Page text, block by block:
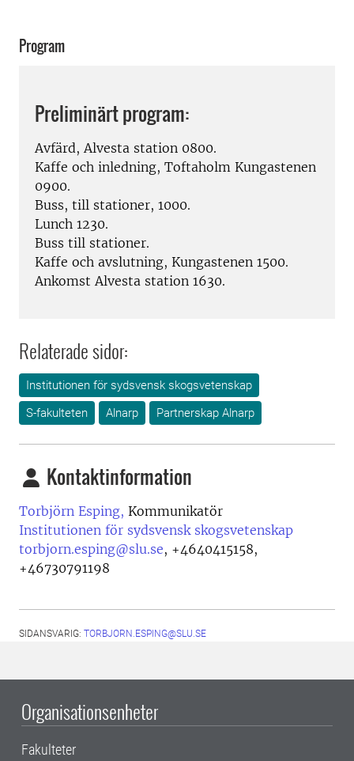
Program
Preliminärt program:
Avfärd, Alvesta station 0800.
Kaffe och inledning, Toftaholm Kungastenen
0900.
Buss, till stationer, 1000.
Lunch 1230.
Buss till stationer.
Kaffe och avslutning, Kungastenen 1500.
Ankomst Alvesta station 1630.
Relaterade sidor:
Institutionen för sydsvensk skogsvetenskap
S-fakulteten
Alnarp Partnerskap Alnarp
Kontaktinformation
Torbjörn Esping, Kommunikatör
Institutionen för sydsvensk skogsvetenskap
torbjorn.esping@slu.se, +4640415158,
+46730791198
SIDANSVARIG: TORBJORN.ESPING@SLU.SE
Organisationsenheter
Fakulteter